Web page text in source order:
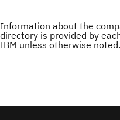
Information about the
directory is provided by
IBM unless otherwise noted.